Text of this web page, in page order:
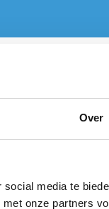
Over
media te
onze partners